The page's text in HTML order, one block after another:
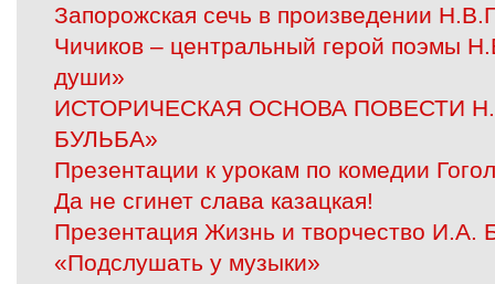
Запорожская сечь в произведении
Чичиков – центральный герой поэмы
души»
ИСТОРИЧЕСКАЯ ОСНОВА ПОВЕСТИ
БУЛЬБА»
Презентации к урокам по комедии
Да не сгинет слава казацкая!
Презентация Жизнь и творчество И.А.
«Подслушать у музыки»